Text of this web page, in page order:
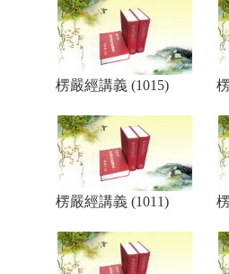
楞嚴經講義 (1015)
楞嚴經講義 (1011)